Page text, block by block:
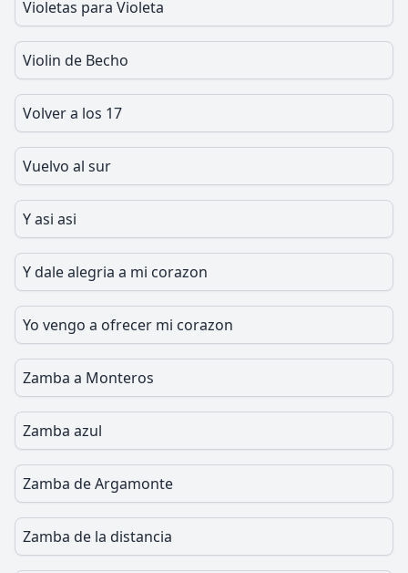
Violetas para Violeta
Violin de Becho
Volver a los 17
Vuelvo al sur
Y asi asi
Y dale alegria a mi corazon
Yo vengo a ofrecer mi corazon
Zamba a Monteros
Zamba azul
Zamba de Argamonte
Zamba de la distancia